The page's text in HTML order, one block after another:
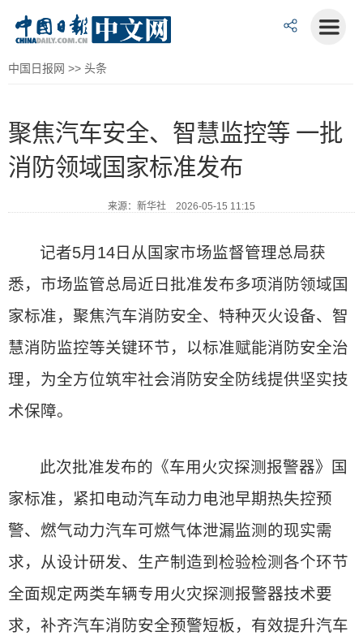
中国日报网 >> 头条
聚焦汽车安全、智慧监控等 一批
消防领域国家标准发布
来源：新华社 2026-05-15 11:15
记者5月14日从国家市场监督管理总局获
悉，市场监管总局近日批准发布多项消防领域国
家标准，聚焦汽车消防安全、特种灭火设备、智
慧消防监控等关键环节，以标准赋能消防安全治
理，为全方位筑牢社会消防安全防线提供坚实技
术保障。
此次批准发布的《车用火灾探测报警器》国
家标准，紧扣电动汽车动力电池早期热失控预
警、燃气动力汽车可燃气体泄漏监测的现实需
求，从设计研发、生产制造到检验检测各个环节
全面规定两类车辆专用火灾探测报警器技术要
求，补齐汽车消防安全预警短板，有效提升汽车